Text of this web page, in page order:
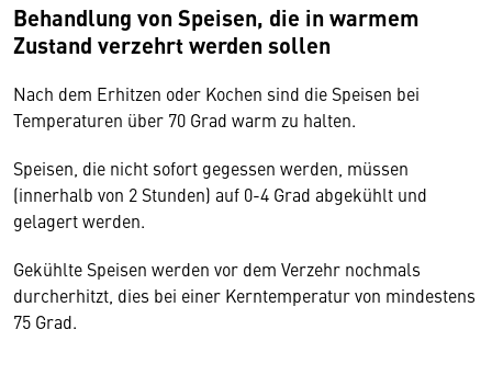
Behandlung von Speisen, die in warmem
Zustand verzehrt werden sollen
Nach dem Erhitzen oder Kochen sind die Speisen bei
Temperaturen über 70 Grad warm zu halten.
Speisen, die nicht sofort gegessen werden, müssen
(innerhalb von 2 Stunden) auf 0-4 Grad abgekühlt und
gelagert werden.
Gekühlte Speisen werden vor dem Verzehr nochmals
durcherhitzt, dies bei einer Kerntemperatur von mindestens
75 Grad.